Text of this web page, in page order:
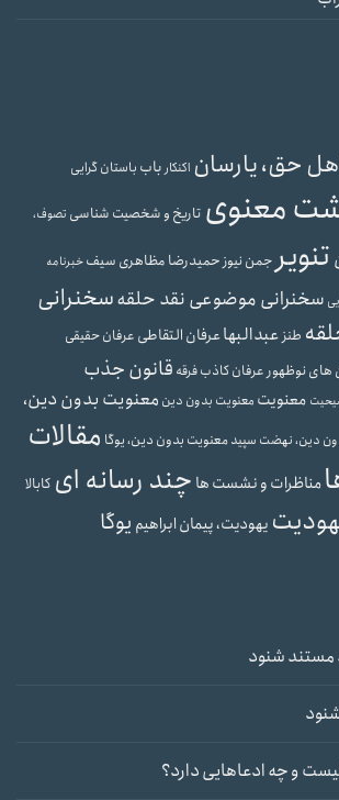
حق، یارسان اکنکارباب باستان گرایی
معنوی تاریخ و شخصیت شناسی تصوف،
تنویرجمن نیوزحمیدرضا مظاهری سیفخبرنامه
سخنرانی موضوعی نقد حلقهسخنرانی
طنزعبدالبهاعرفان التقاطی عرفان حقیقی
های نوظهورعرفان کاذبفرقه قانون جذب
معنویت معنویت بدون دین معنویت بدون دین،
دین، نهضت سپیدمعنویت بدون دین، یوگا مقالات
مناظرات و نشست ها چند رسانه ای کابالا
یهودیت، پیمان ابراهیم یوگا
مستند شنود
و چه ادعاهایی دارد؟